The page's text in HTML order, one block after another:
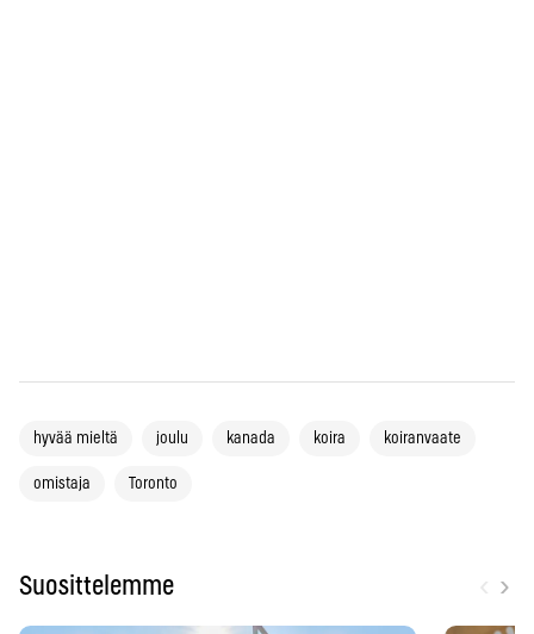
hyvää mieltä joulu kanada koira koiranvaate
omistaja Toronto
Suosittelemme ›